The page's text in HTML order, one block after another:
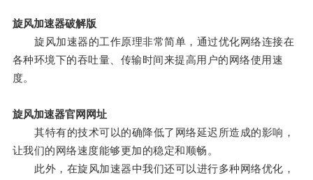
旋风加速器破解版
旋风加速器的工作原理非常简单，通过优化网络连接在
各种环境下的吞吐量、传输时间来提高用户的网络使用速
度。
旋风加速器官网网址
其特有的技术可以的确降低了网络延迟所造成的影响，
让我们的网络速度能够更加的稳定和顺畅。
此外，在旋风加速器中我们还可以进行多种网络优化，